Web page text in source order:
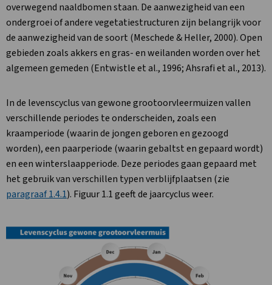
overwegend naaldbomen staan. De aanwezigheid van een
ondergroei of andere vegetatiestructuren zijn belangrijk voor
de aanwezigheid van de soort (Meschede & Heller, 2000). Open
gebieden zoals akkers en gras- en weilanden worden over het
algemeen gemeden (Entwistle et al., 1996; Ahsrafi et al., 2013).
In de levenscyclus van gewone grootoorvleermuizen vallen
verschillende periodes te onderscheiden, zoals een
kraamperiode (waarin de jongen geboren en gezoogd
worden), een paarperiode (waarin gebaltst en gepaard wordt)
en een winterslaapperiode. Deze periodes gaan gepaard met
het gebruik van verschillen typen verblijfplaatsen (zie
paragraaf 1.4.1). Figuur 1.1 geeft de jaarcyclus weer.